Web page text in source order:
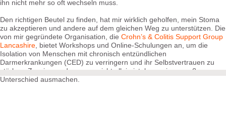
ihn nicht mehr so oft wechseln muss.
Den richtigen Beutel zu finden, hat mir wirklich geholfen, mein Stoma
zu akzeptieren und andere auf dem gleichen Weg zu unterstützen. Die
von mir gegründete Organisation, die Crohn’s & Colitis Support Group
Lancashire, bietet Workshops und Online-Schulungen an, um die
Isolation von Menschen mit chronisch entzündlichen
Darmerkrankungen (CED) zu verringern und ihr Selbstvertrauen zu
stärken. Zu wissen, dass man nicht allein ist, kann einen großen
Unterschied ausmachen.